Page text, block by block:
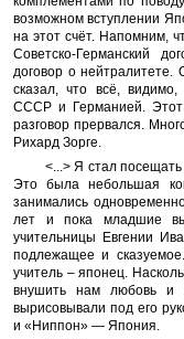
возможном вступлении
на этот счёт. Напомним,
Советско-Германский
договор о нейтралитете.
сказал, что всё,
СССР и Германией. Этот
разговор прервался.
Рихард Зорге.
<...> Я стал
Это была небольшая
занимались
лет и пока младшие
учительницы Евгении
подлежащее и
учитель – японец.
внушить нам любовь и
вырисовывали под его
и «Ниппон» — Япония.